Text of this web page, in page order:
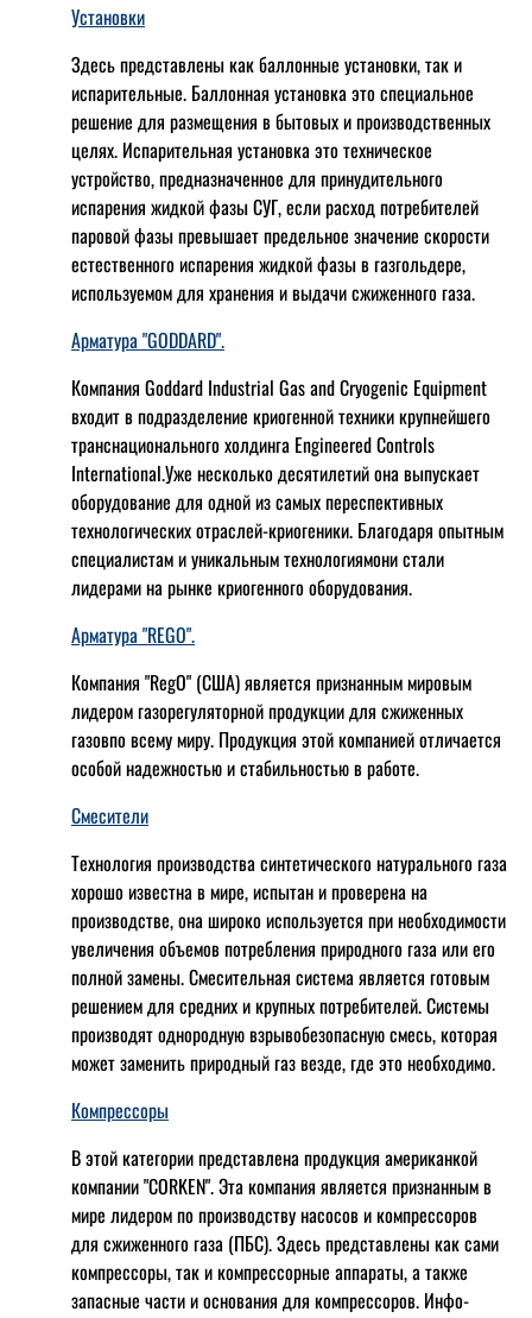
Установки
Здесь представлены как баллонные установки, так и
испарительные. Баллонная установка это специальное
решение для размещения в бытовых и производственных
целях. Испарительная установка это техническое
устройство, предназначенное для принудительного
испарения жидкой фазы СУГ, если расход потребителей
паровой фазы превышает предельное значение скорости
естественного испарения жидкой фазы в газгольдере,
используемом для хранения и выдачи сжиженного газа.
Арматура "GODDARD".
Компания Goddard Industrial Gas and Cryogenic Equipment
входит в подразделение криогенной техники крупнейшего
транснационального холдинга Engineered Controls
International.Уже несколько десятилетий она выпускает
оборудование для одной из самых переспективных
технологических отраслей-криогеники. Благодаря опытным
специалистам и уникальным технологиямони стали
лидерами на рынке криогенного оборудования.
Арматура "REGO".
Компания "RegO" (США) является признанным мировым
лидером газорегуляторной продукции для сжиженных
газовпо всему миру. Продукция этой компанией отличается
особой надежностью и стабильностью в работе.
Смесители
Технология производства синтетического натурального газа
хорошо известна в мире, испытан и проверена на
производстве, она широко используется при необходимости
увеличения объемов потребления природного газа или его
полной замены. Смесительная система является готовым
решением для средних и крупных потребителей. Системы
производят однородную взрывобезопасную смесь, которая
может заменить природный газ везде, где это необходимо.
Компрессоры
В этой категории представлена продукция американкой
компании "CORKEN". Эта компания является признанным в
мире лидером по производству насосов и компрессоров
для сжиженного газа (ПБС). Здесь представлены как сами
компрессоры, так и компрессорные аппараты, а также
запасные части и основания для компрессоров. Инфо-